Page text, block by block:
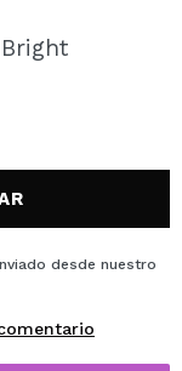
realizar
de tus
desde nuestro